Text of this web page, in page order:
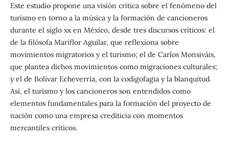
Este estudio propone una visión crítica sobre el fenómeno del
turismo en torno a la música y la formación de cancioneros
durante el siglo xx en México, desde tres discursos críticos: el
de la filósofa Mariflor Aguilar, que reflexiona sobre
movimientos migratorios y el turismo; el de Carlos Monsiváis,
que plantea dichos movimientos como migraciones culturales;
y el de Bolívar Echeverría, con la codigofagia y la blanquitud.
Así, el turismo y los cancioneros son entendidos como
elementos fundamentales para la formación del proyecto de
nación como una empresa crediticia con momentos
mercantiles críticos.